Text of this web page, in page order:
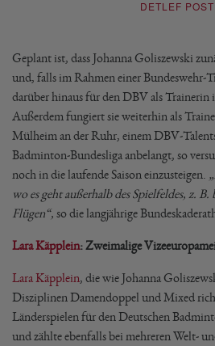
DETLEF
Geplant ist, dass Johanna Goliszewski
und, falls im Rahmen einer Bundeswehr-
darüber hinaus für den DBV als Trainerin
Außerdem fungiert sie weiterhin als
Mülheim an der Ruhr, einem DBV-
Badminton-Bundesliga anbelangt, so
noch in die laufende Saison einzusteigen.
wo es geht außerhalb des Spielfeldes, z.
Flügen“, so die langjährige
Lara Käpplein: Zweimalige
Lara Käpplein, die wie Johanna
Disziplinen Damendoppel und Mixed
Länderspielen für den Deutschen
und zählte ebenfalls bei mehreren Welt-